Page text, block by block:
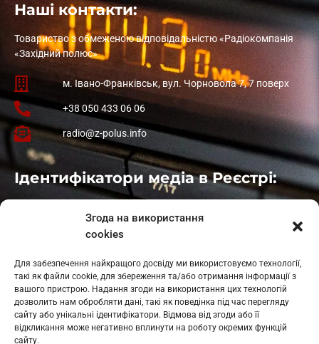
Згода на використання
cookies
Для забезпечення найкращого досвіду ми використовуємо технології,
такі як файли cookie, для збереження та/або отримання інформації з
вашого пристрою. Надання згоди на використання цих технологій
дозволить нам обробляти дані, такі як поведінка під час перегляду
сайту або унікальні ідентифікатори. Відмова від згоди або її
відкликання може негативно вплинути на роботу окремих функцій
сайту.
Наші контакти:
Товариство з обмеженою відповідальністю «Радіокомпанія
«Західний полюс»
м. Івано-Франківськ, вул. Чорновола 7, 7 поверх
+38 050 433 06 06
radio@z-polus.info
Ідентифікатори медіа в Реєстрі:
: L11-01410
: L11-01801
Косів: L11-01805
Гарасимів: L11-02274